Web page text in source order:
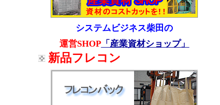
システムビジネス柴田の
運営SHOP「産業資材ショップ」
新品フレコン